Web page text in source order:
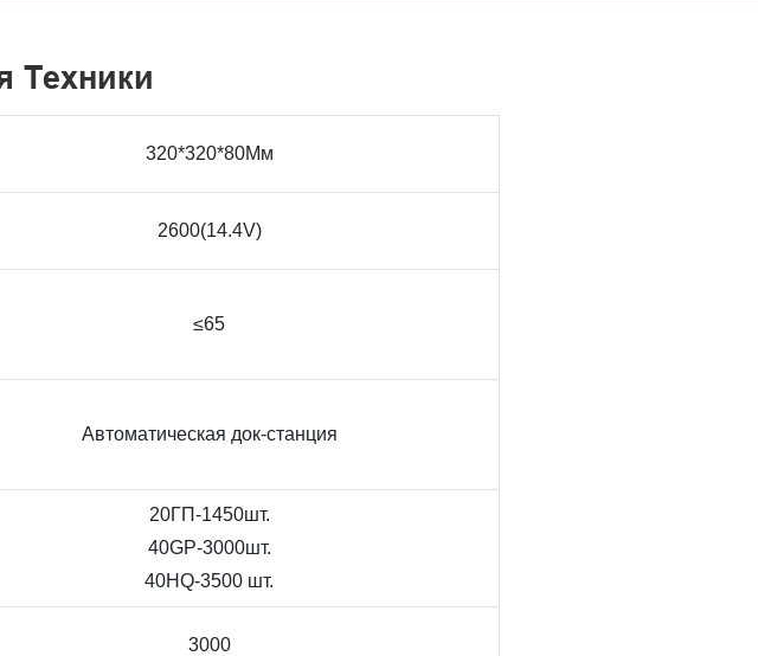
Техники
320*320*80Мм
2600(14.4V)
≤65
Автоматическая док-станция
20ГП-1450шт.
40GP-3000шт.
40HQ-3500 шт.
3000